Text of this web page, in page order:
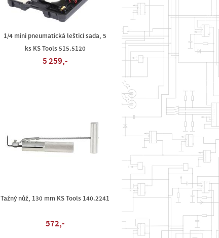
1/4 mini pneumatická lešticí sada, 5
ks KS Tools 515.5120
5 259,-
Tažný nůž, 130 mm KS Tools 140.2241
572,-